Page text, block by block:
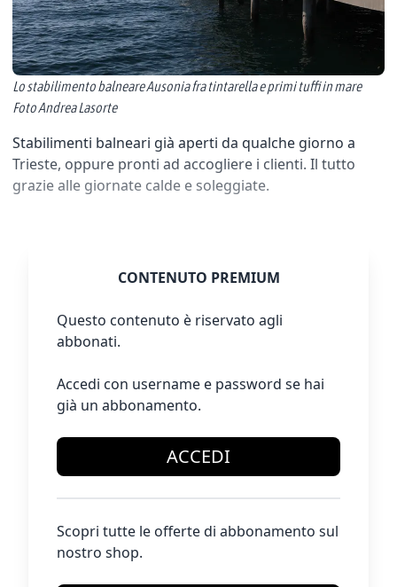
Lo stabilimento balneare Ausonia fra tintarella e primi tuffi in mare
Foto Andrea Lasorte
Stabilimenti balneari già aperti da qualche giorno a
Trieste, oppure pronti ad accogliere i clienti. Il tutto
grazie alle giornate calde e soleggiate.
CONTENUTO PREMIUM
Questo contenuto è riservato agli
abbonati.
Accedi con username e password se hai
già un abbonamento.
ACCEDI
Scopri tutte le offerte di abbonamento sul
nostro shop.